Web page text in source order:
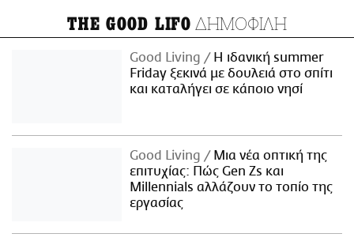
THE GOOD LIFO ΔΗΜΟΦΙΛΗ
Good Living
Η ιδανική summer
Friday ξεκινά με δουλειά στο σπίτι
και καταλήγει σε κάποιο νησί
Good Living
Μια νέα οπτική της
επιτυχίας: Πώς Gen Zs και
Millennials αλλάζουν το τοπίο της
εργασίας